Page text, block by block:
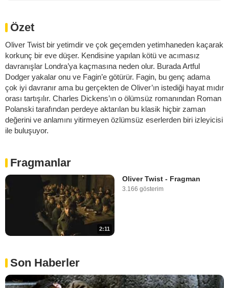
Özet
Oliver Twist bir yetimdir ve çok geçemden yetimhaneden kaçarak
korkunç bir eve düşer. Kendisine yapılan kötü ve acımasız
davranışlar Londra’ya kaçmasına neden olur. Burada Artful
Dodger yakalar onu ve Fagin’e götürür. Fagin, bu genç adama
çok iyi davranır ama bu gerçekten de Oliver’ın istediği hayat mıdır
orası tartışılır. Charles Dickens’ın o ölümsüz romanından Roman
Polanski tarafından perdeye aktarılan bu klasik hiçbir zaman
değerini ve anlamını yitirmeyen özlümsüz eserlerden biri izleyicisi
ile buluşuyor.
Fragmanlar
2:11
Oliver Twist - Fragman
3.166 gösterim
Son Haberler